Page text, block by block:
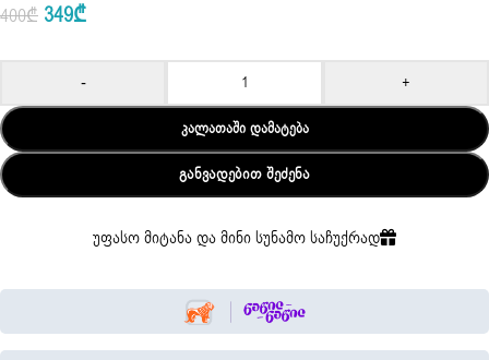
400₾ 349₾
- +
ᲙᲐᲚᲐᲗᲐᲨᲘ ᲓᲐᲛᲐᲢᲔᲑᲐ
ᲒᲐᲜᲕᲐᲓᲔᲑᲘᲗ ᲨᲔᲫᲔᲜᲐ
უფასო მიტანა და მინი სუნამო საჩუქრად